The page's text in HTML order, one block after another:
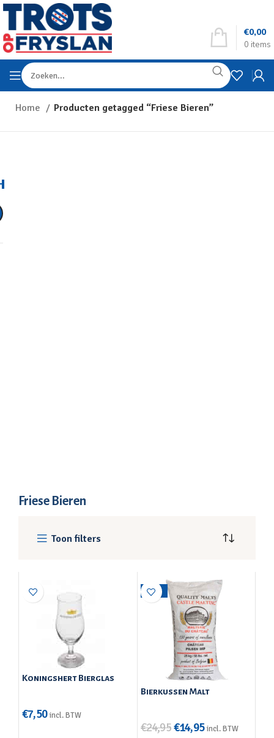
0 items
€0,00
Home Producten getagged “Friese Bieren”
Friese Bieren
Toon filters
Koningshert Bierglas
€7,50 incl. BTW
-40%
Bierkussen Malt
€24,95€14,95 incl. BTW